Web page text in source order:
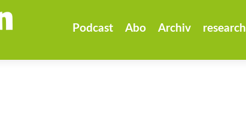
Podcast Abo Archiv research